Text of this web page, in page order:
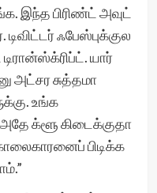
இந்த பிரிண்ட் அவுட்
ஃபேஸ்புக்குல
யார்
அட்சர சுத்தமா
உங்க
க்ளூ கிடைக்குதா
பிடிக்க